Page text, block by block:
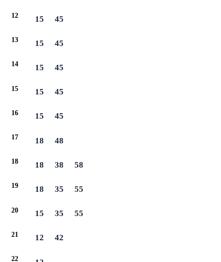
12 15 45
13 15 45
14 15 45
15 15 45
16 15 45
17 18 48
18 18 38 58
19 18 35 55
20 15 35 55
21 12 42
22